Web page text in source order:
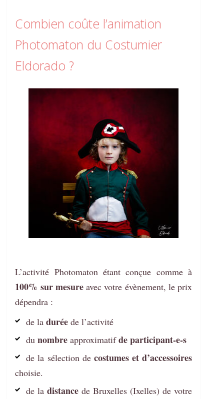
Combien coûte l’animation
Photomaton du Costumier
Eldorado ?
L’activité Photomaton étant conçue comme à
100% sur mesureavec votre évènement, le prix
dépendra :
de ladurée de l’activité
dunombre approximatifde participant-e-s
de la sélection de costumes et d’accessoires
choisie.
de ladistancede Bruxelles (Ixelles) de votre